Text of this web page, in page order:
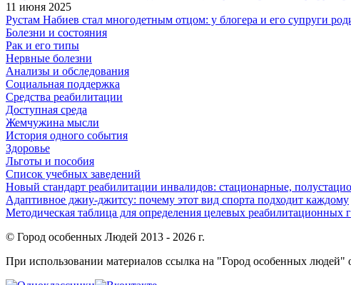
11 июня 2025
Рустам Набиев стал многодетным отцом: у блогера и его супруги
Болезни и состояния
Рак и его типы
Нервные болезни
Анализы и обследования
Социальная поддержка
Средства реабилитации
Доступная среда
Жемчужина мысли
История одного события
Здоровье
Льготы и пособия
Список учебных заведений
Новый стандарт реабилитации инвалидов: стационарные,
Адаптивное джиу-джитсу: почему этот вид спорта подходит каждому
Методическая таблица для определения целевых
© Город особенных Людей 2013 - 2026 г.
При использовании материалов ссылка на "Город особенных людей"